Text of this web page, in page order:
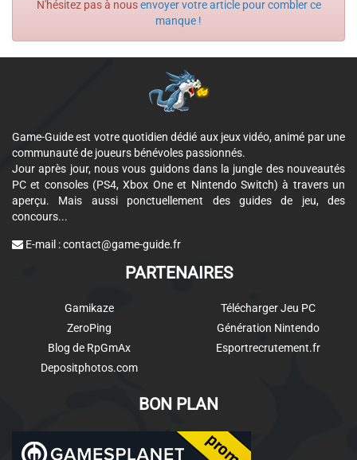
N'hésitez pas à nousenvoyer votre article pour combler ce
manque !
Game-Guide est votre quotidien dédié aux jeux vidéo, animé par une
communauté de joueurs bénévoles passionnés.
Jour après jour, nous vous guidons dans la jungle des nouveautés
PC et consoles (PS4, Xbox One et Nintendo Switch) à travers un
aperçu. Mais aussi ponctuellement des guides de jeu, des
concours...
E-mail :contact@game-guide.fr
PARTENAIRES
Gamikaze
ZeroPing
Blog de RpGmAx
Depositphotos.com
Télécharger Jeu PC
Génération Nintendo
Esportrecrutement.fr
BON PLAN